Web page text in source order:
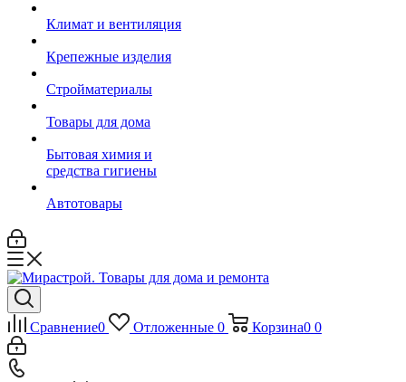
Климат и вентиляция
Крепежные изделия
Стройматериалы
Товары для дома
Бытовая химия и
средства гигиены
Автотовары
Сравнение0 Отложенные 0 Корзина0 0